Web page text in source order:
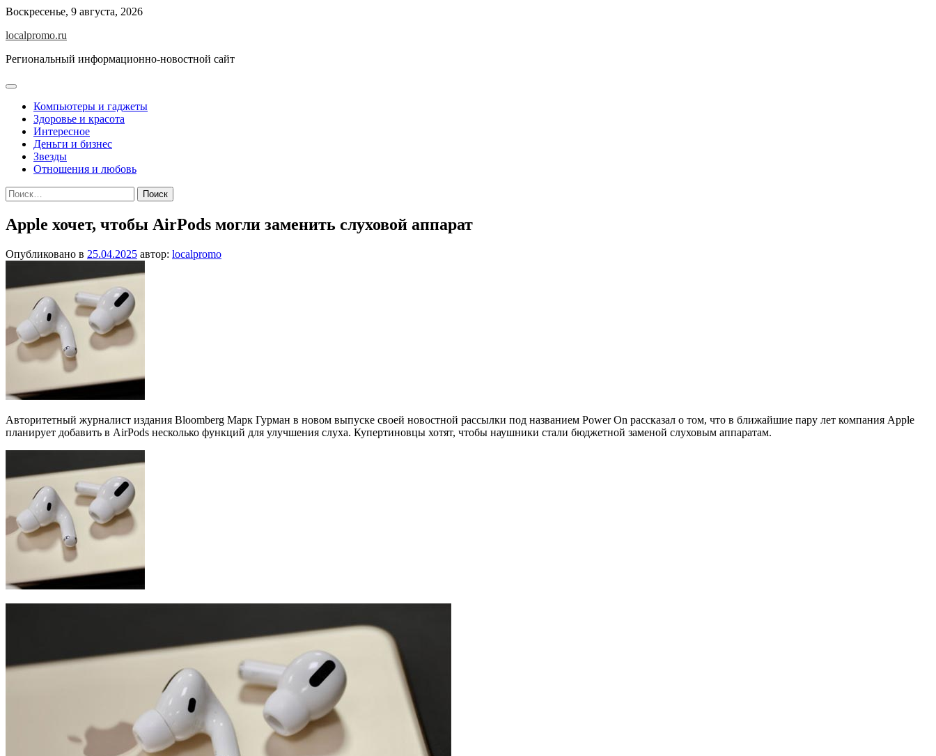
Перейти
содержимому
Воскресенье, 9 августа, 2026
localpromo.ru
Региональный информационно-новостной сайт
Компьютеры и гаджеты
Здоровье и красота
Интересное
Деньги и бизнес
Звезды
Отношения и любовь
Найти:
Apple хочет, чтобы AirPods могли заменить слуховой аппарат
Опубликовано в 25.04.2025 автор: localpromo
Авторитетный журналист издания Bloomberg Марк Гурман в новом выпуске своей новостной рассылки под названием Power On рассказал о том, что в ближайшие пару лет компания Apple
планирует добавить в AirPods несколько функций для улучшения слуха. Купертиновцы хотят, чтобы наушники стали бюджетной заменой слуховым аппаратам.